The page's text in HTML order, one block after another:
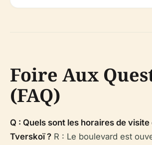
Foire Aux
(FAQ)
Q : Quels sont les horaires de
Tverskoï ? R : Le boulevard est